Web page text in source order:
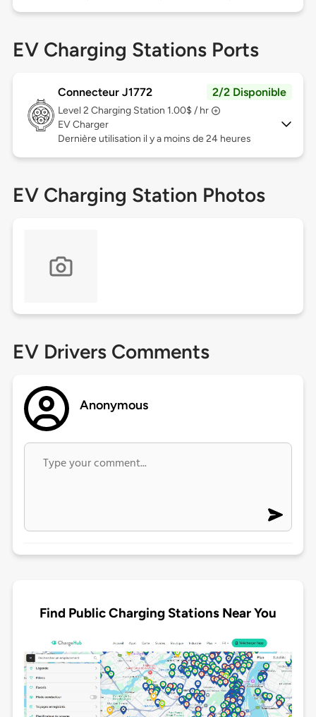
EV Charging Stations Ports
Connecteur J1772 2/2 Disponible
Level 2 Charging Station 1.00$ / hr
EV Charger
Dernière utilisation il y a moins de 24 heures
EV Charging Station Photos
EV Drivers Comments
Anonymous
Find Public Charging Stations Near You